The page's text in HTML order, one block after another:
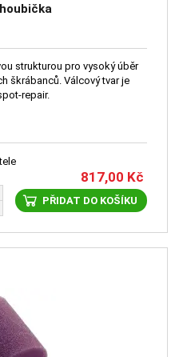
strukturou pro vysoký úběr
škrábanců. Válcový tvar je
repair.
817,00 Kč
PŘIDAT DO KOŠÍKU